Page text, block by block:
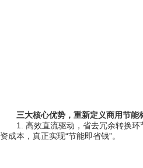
三大核心优势，重新定义商用节能
1. 高效直流驱动，省去冗余转换
资成本，真正实现“节能即省钱”。